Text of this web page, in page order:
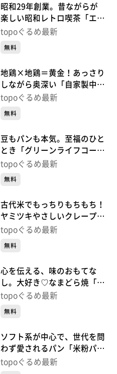
昭和29年創業。昔ながらが
楽しい昭和レトロ喫茶「エビ
アン 東一店」（青葉区一番
topoぐるめ最新
無料
地鶏×地鶏＝黄金！あっさり
しながら奥深い「自家製中華
そば つむぎ」（多賀城市下
topoぐるめ最新
無料
豆もパンも本気。至福のひと
とき「グリーンライフコーヒ
ーロースター」（多賀城市高
topoぐるめ最新
無料
古代米でもっちりもちもち！
ヤミツキやさしいクレープ
「和歌珈琲」（多賀城市留ケ
topoぐるめ最新
無料
心を伝える、味のおもてな
し。大好き♡なまどら焼「榮
太楼 多賀城店」（多賀城市
topoぐるめ最新
無料
ソフト系が中心で、世代を問
わず愛されるパン「米粉パン
トゥット」（多賀城市留ケ
topoぐるめ最新